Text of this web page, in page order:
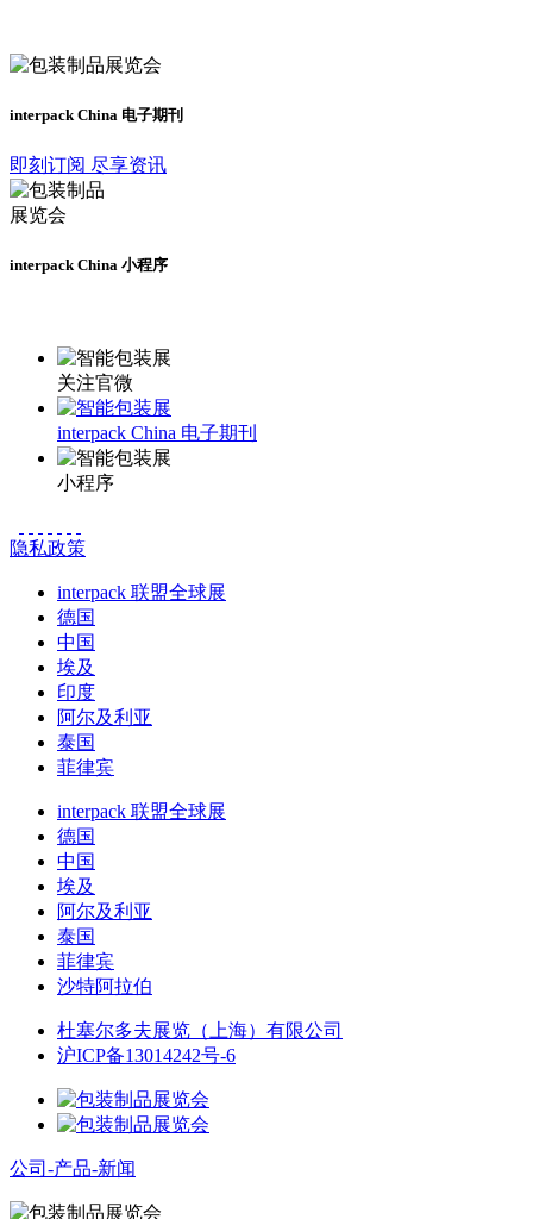
interpack China 电子期刊
即刻订阅 尽享资讯
interpack China 小程序
关注官微
interpack China 电子期刊
小程序
隐私政策
interpack 联盟全球展
德国
中国
埃及
印度
阿尔及利亚
泰国
菲律宾
interpack 联盟全球展
德国
中国
埃及
阿尔及利亚
泰国
菲律宾
沙特阿拉伯
杜塞尔多夫展览（上海）有限公司
沪ICP备13014242号-6
公司-产品-新闻